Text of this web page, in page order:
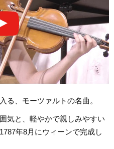
る、モーツァルトの名曲。
気と、軽やかで親しみやすい
年8月にウィーンで完成し